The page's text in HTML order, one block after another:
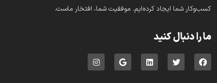
کسب‌وکار شما ایجاد کرده‌ایم. موفقیت شما، افتخار ماست.
ما را دنبال کنید